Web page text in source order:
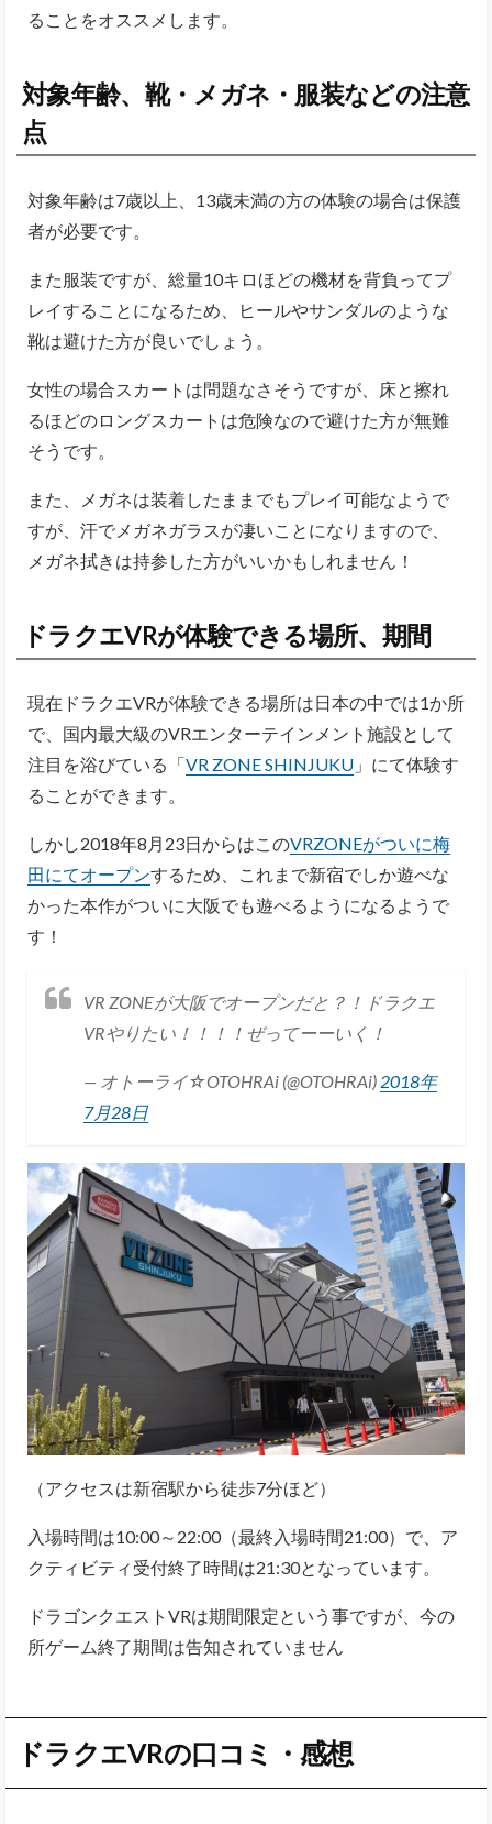
ることをオススメします。
対象年齢、靴・メガネ・服装などの注意
点
対象年齢は7歳以上、13歳未満の方の体験の場合は保護
者が必要です。
また服装ですが、総量10キロほどの機材を背負ってプ
レイすることになるため、ヒールやサンダルのような
靴は避けた方が良いでしょう。
女性の場合スカートは問題なさそうですが、床と擦れ
るほどのロングスカートは危険なので避けた方が無難
そうです。
また、メガネは装着したままでもプレイ可能なようで
すが、汗でメガネガラスが凄いことになりますので、
メガネ拭きは持参した方がいいかもしれません！
ドラクエVRが体験できる場所、期間
現在ドラクエVRが体験できる場所は日本の中では1か所
で、国内最大級のVRエンターテインメント施設として
注目を浴びている「VR ZONE SHINJUKU 」にて体験す
ることができます。
しかし2018年8月23日からはこのVRZONEがついに梅
田にてオープンするため、これまで新宿でしか遊べな
かった本作がついに大阪でも遊べるようになるようで
す！
VR ZONEが大阪でオープンだと？！ドラクエ
VRやりたい！！！！ぜってーーいく！
— オトーライ☆OTOHRAi (@OTOHRAi) 2018年
7月28日
（アクセスは新宿駅から徒歩7分ほど）
入場時間は10:00～22:00（最終入場時間21:00）で、ア
クティビティ受付終了時間は21:30となっています。
ドラゴンクエストVRは期間限定という事ですが、今の
所ゲーム終了期間は告知されていません
ドラクエVRの口コミ・感想